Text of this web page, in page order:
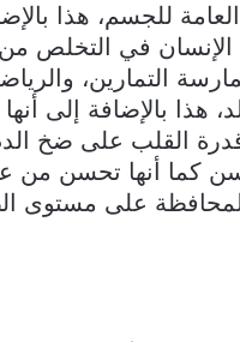
للجسم، هذا
الإنسان في التخلص
التمارين،
هذا بالإضافة إلى
القلب على ضخ
كما أنها تحسن من
على مستوى